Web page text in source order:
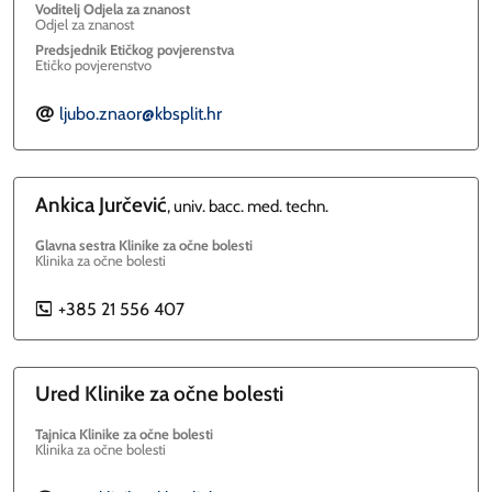
Voditelj Odjela za znanost
Odjel za znanost
Predsjednik Etičkog povjerenstva
Etičko povjerenstvo
E ljubo.znaor@kbsplit.hr
Ankica Jurčević, univ. bacc. med. techn.
Glavna sestra Klinike za očne bolesti
Klinika za očne bolesti
P +385 21 556 407
Ured Klinike za očne bolesti
Tajnica Klinike za očne bolesti
Klinika za očne bolesti